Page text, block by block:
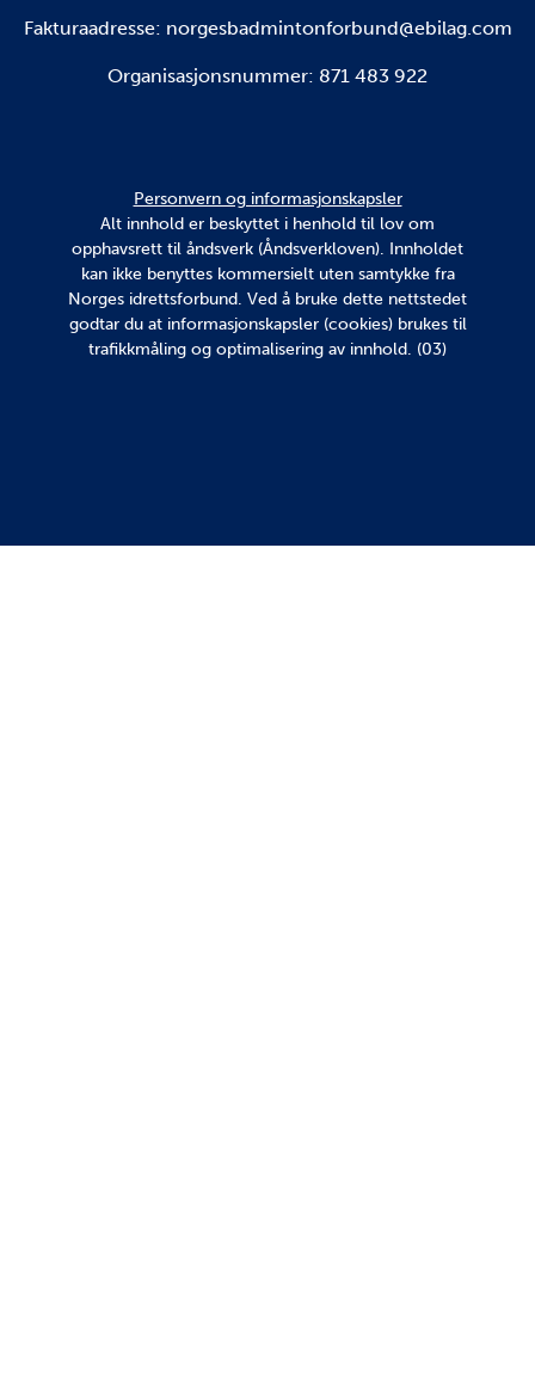
Fakturaadresse: norgesbadmintonforbund@ebilag.com
Organisasjonsnummer: 871 483 922
Personvern og informasjonskapsler
Alt innhold er beskyttet i henhold til lov om
opphavsrett til åndsverk (Åndsverkloven). Innholdet
kan ikke benyttes kommersielt uten samtykke fra
Norges idrettsforbund. Ved å bruke dette nettstedet
godtar du at informasjonskapsler (cookies) brukes til
trafikkmåling og optimalisering av innhold. (03)